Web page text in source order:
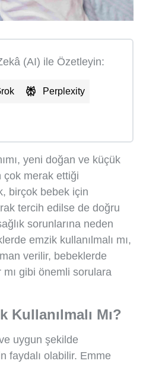
(AI) ile Özetleyin:
Perplexity
yeni doğan ve küçük
çok merak ettiği
birçok bebek için
tercih edilse de doğru
sorunlarına neden
emzik kullanılmalı mı,
verilir, bebeklerde
mı gibi önemli sorulara
Kullanılmalı Mı?
uygun şekilde
faydalı olabilir. Emme